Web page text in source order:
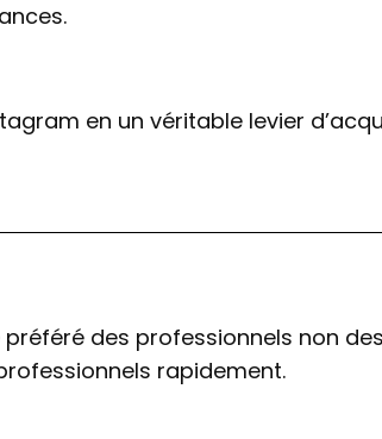
en un véritable levier
des professionnels non
rapidement.